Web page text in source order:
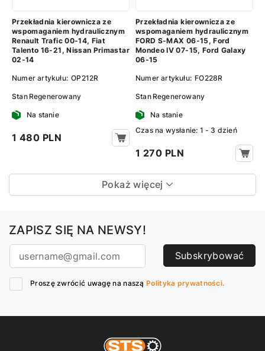
Przekładnia kierownicza ze
wspomaganiem hydraulicznym
Renault Trafic 00-14, Fiat
Talento 16-21, Nissan Primastar
02-14
Numer artykułu: OP212R
Stan Regenerowany
Na stanie
1 480 PLN
Przekładnia kierownicza ze
wspomaganiem hydraulicznym
FORD S-MAX 06-15, Ford
Mondeo IV 07-15, Ford Galaxy
06-15
Numer artykułu: FO228R
Stan Regenerowany
Na stanie
Сzas na wysłanie: 1 - 3 dzień
1 270 PLN
Pokaż więcej
ZAPISZ SIĘ NA NEWSY!
Subskrybować
Proszę zwrócić uwagę na naszą Polityka prywatności.